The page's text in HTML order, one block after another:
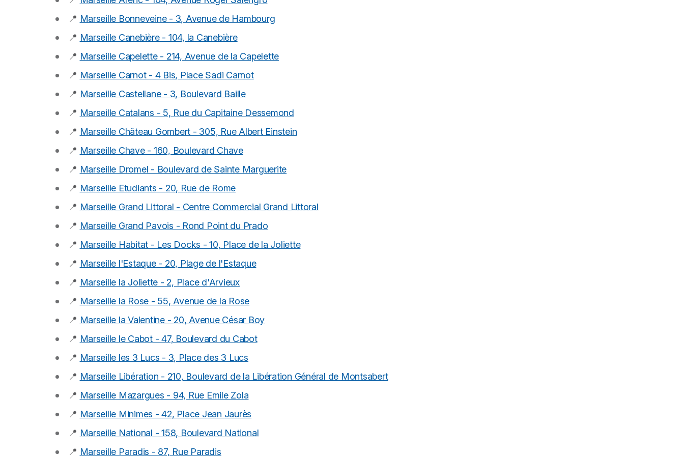
📍 Marseille Bonneveine - 3, Avenue de Hambourg
📍 Marseille Canebière - 104, la Canebière
📍 Marseille Capelette - 214, Avenue de la Capelette
📍 Marseille Carnot - 4 Bis, Place Sadi Carnot
📍 Marseille Castellane - 3, Boulevard Baille
📍 Marseille Catalans - 5, Rue du Capitaine Dessemond
📍 Marseille Château Gombert - 305, Rue Albert Einstein
📍 Marseille Chave - 160, Boulevard Chave
📍 Marseille Dromel - Boulevard de Sainte Marguerite
📍 Marseille Etudiants - 20, Rue de Rome
📍 Marseille Grand Littoral - Centre Commercial Grand Littoral
📍 Marseille Grand Pavois - Rond Point du Prado
📍 Marseille Habitat - Les Docks - 10, Place de la Joliette
📍 Marseille l'Estaque - 20, Plage de l'Estaque
📍 Marseille la Joliette - 2, Place d'Arvieux
📍 Marseille la Rose - 55, Avenue de la Rose
📍 Marseille la Valentine - 20, Avenue César Boy
📍 Marseille le Cabot - 47, Boulevard du Cabot
📍 Marseille les 3 Lucs - 3, Place des 3 Lucs
📍 Marseille Libération - 210, Boulevard de la Libération Général de Montsabert
📍 Marseille Mazargues - 94, Rue Emile Zola
📍 Marseille Minimes - 42, Place Jean Jaurès
📍 Marseille National - 158, Boulevard National
📍 Marseille Paradis - 87, Rue Paradis